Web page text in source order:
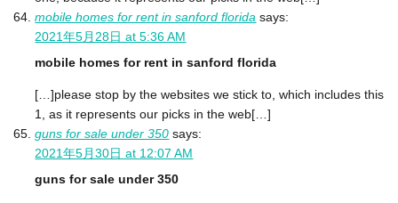
mobile homes for rent in sanford florida says:
2021年5月28日 at 5:36 AM
mobile homes for rent in sanford florida
[…]please stop by the websites we stick to, which includes this
1, as it represents our picks in the web[…]
guns for sale under 350 says:
2021年5月30日 at 12:07 AM
guns for sale under 350